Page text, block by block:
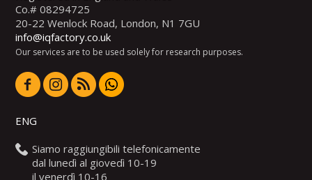
Co.# 08294725
20-22 Wenlock Road, London, N1 7GU
info@iqfactory.co.uk
Our services are to be used solely for research purposes.
ENG
Siamo raggiungibili telefonicamente
dal lunedì al giovedì 10-19
il venerdì 10-16